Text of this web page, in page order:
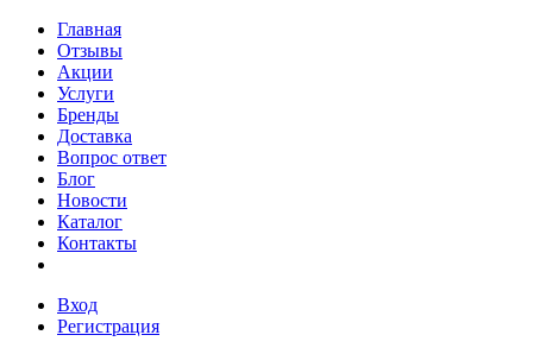
Главная
Отзывы
Акции
Услуги
Бренды
Доставка
Вопрос ответ
Блог
Новости
Каталог
Контакты
Вход
Регистрация